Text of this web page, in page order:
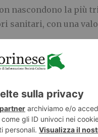
nascondono la più
sanitari, con una
lasciano
Come intende
sull’efficacia